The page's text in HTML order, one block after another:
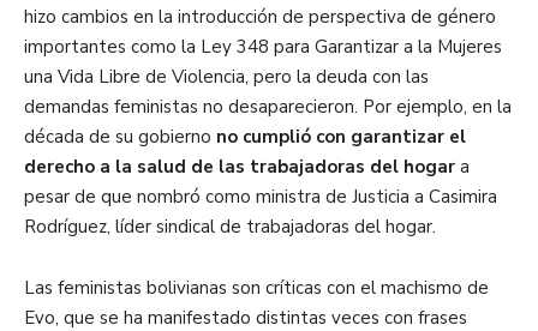
hizo cambios en la introducción de perspectiva de género
importantes como la Ley 348 para Garantizar a la Mujeres
una Vida Libre de Violencia, pero la deuda con las
demandas feministas no desaparecieron. Por ejemplo, en la
década de su gobierno no cumplió con garantizar el
derecho a la salud de las trabajadoras del hogar a
pesar de que nombró como ministra de Justicia a Casimira
Rodríguez, líder sindical de trabajadoras del hogar.
Las feministas bolivianas son críticas con el machismo de
Evo, que se ha manifestado distintas veces con frases